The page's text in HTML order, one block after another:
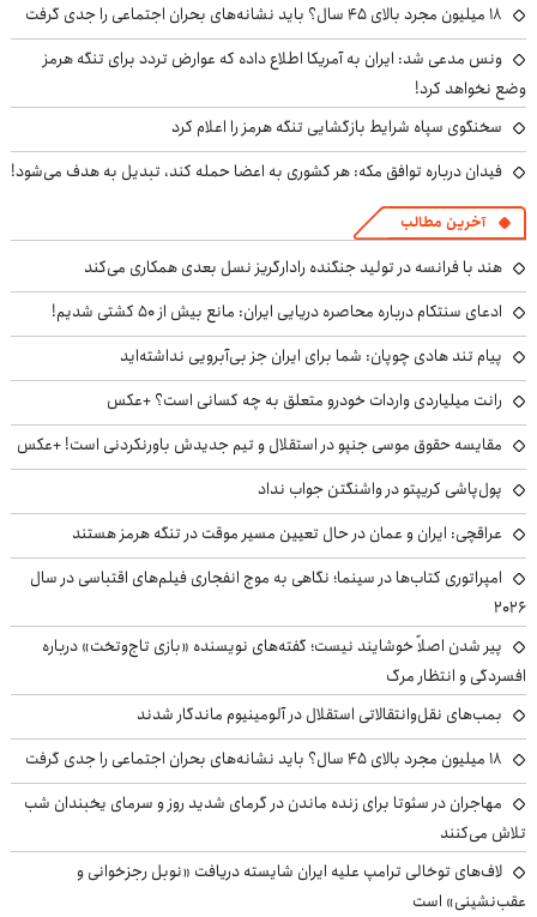
۱۸ میلیون مجرد بالای ۴۵ سال؟ باید نشانه‌های بحران اجتماعی را جدی گرفت
ونس مدعی شد: ایران به آمریکا اطلاع داده که عوارض تردد برای تنگه هرمز
وضع نخواهد کرد!
سخنگوی سپاه شرایط بازگشایی تنگه هرمز را اعلام کرد
فیدان درباره توافق مکه: هر کشوری به اعضا حمله کند، تبدیل به هدف می‌شود!
آخرین مطالب
هند با فرانسه در تولید جنگنده رادارگریز نسل بعدی همکاری می‌کند
ادعای سنتکام درباره محاصره دریایی ایران: مانع بیش از ۵۰ کشتی شدیم!
پیام تند هادی چوپان: شما برای ایران جز بی‌آبرویی نداشته‌اید
رانت میلیاردی واردات خودرو متعلق به چه کسانی است؟ +عکس
مقایسه حقوق موسی جنپو در استقلال و تیم جدیدش باورنکردنی است! +عکس
پول‌پاشی کریپتو در واشنگتن جواب نداد
عراقچی: ایران و عمان در حال تعیین مسیر موقت در تنگه هرمز هستند
امپراتوری کتاب‌ها در سینما؛ نگاهی به موج انفجاری فیلم‌های اقتباسی در سال
۲۰۲۶
پیر شدن اصلاً خوشایند نیست؛ گفته‌های نویسنده «بازی تاج‌وتخت» درباره
افسردگی و انتظار مرگ
بمب‌های نقل‌وانتقالاتی استقلال در آلومینیوم ماندگار شدند
۱۸ میلیون مجرد بالای ۴۵ سال؟ باید نشانه‌های بحران اجتماعی را جدی گرفت
مهاجران در سئوتا برای زنده ماندن در گرمای شدید روز و سرمای یخبندان شب
تلاش می‌کنند
لاف‌های توخالی ترامپ علیه ایران شایسته دریافت «نوبل رجزخوانی و
عقب‌نشینی» است